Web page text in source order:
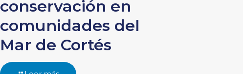
conservación en
comunidades del
Mar de Cortés